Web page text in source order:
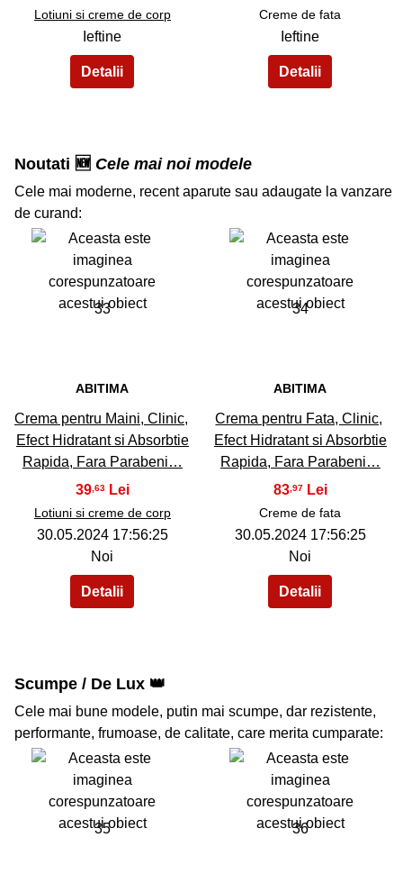
Lotiuni si creme de corp
Ieftine
Creme de fata
Ieftine
Noutati 🆕 Cele mai noi modele
Cele mai moderne, recent aparute sau adaugate la vanzare
de curand:
33
ABITIMA
Crema pentru Maini, Clinic,
Efect Hidratant si Absorbtie
Rapida, Fara Parabeni…
39,63
Lotiuni si creme de corp
30.05.2024 17:56:25
Noi
34
ABITIMA
Crema pentru Fata, Clinic,
Efect Hidratant si Absorbtie
Rapida, Fara Parabeni…
83 ,97
Creme de fata
30.05.2024 17:56:25
Noi
Scumpe / De Lux 👑
Cele mai bune modele, putin mai scumpe, dar rezistente,
performante, frumoase, de calitate, care merita cumparate:
35 36